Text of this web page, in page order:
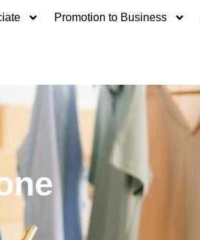
Promotion to Business